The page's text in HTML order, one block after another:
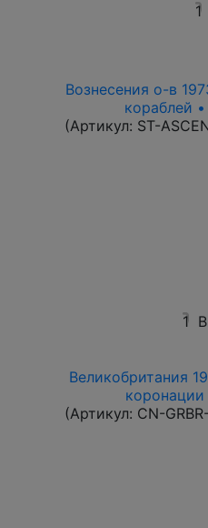
1
Вознесения о-в
кораблей
(Артикул: ST-
1
Великобритания
(Артикул: CN-